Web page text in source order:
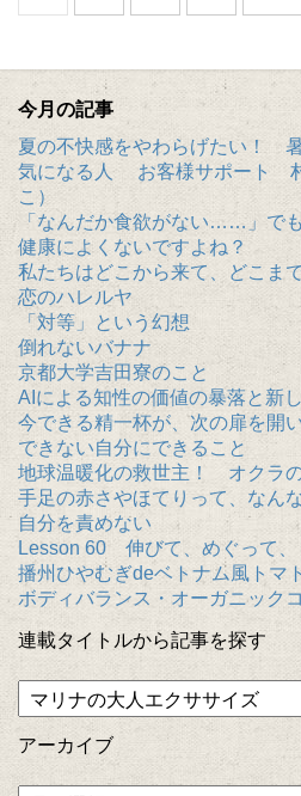
今月の記事
夏の不快感をやわらげたい！
気になる人 お客様サポート 村
こ）
「なんだか食欲がない……」で
健康によくないですよね？
私たちはどこから来て、どこま
恋のハレルヤ
「対等」という幻想
倒れないバナナ
京都大学吉田寮のこと
AIによる知性の価値の暴落と新
今できる精一杯が、次の扉を開
できない自分にできること
地球温暖化の救世主！ オクラ
手足の赤さやほてりって、なん
自分を責めない
Lesson 60 伸びて、めぐって、
播州ひやむぎdeベトナム風トマ
ボディバランス・オーガニック
連載タイトルから記事を探す
アーカイブ